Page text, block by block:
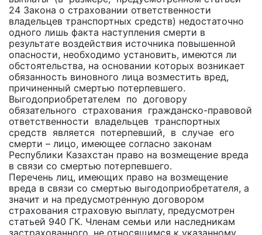
24 Закона о страховании ответственности
владельцев транспортных средств) недостаточно
одного лишь факта наступления смерти в
результате воздействия источника повышенной
опасности, необходимо установить, имеются ли
обстоятельства, на основании которых возникает
обязанность виновного лица возместить вред,
причиненный смертью потерпевшего.
Выгодоприобретателем по договору
обязательного страхования гражданско-правовой
ответственности владельцев транспортных
средств является потерпевший, в случае его
смерти – лицо, имеющее согласно законам
Республики Казахстан право на возмещение вреда
в связи со смертью потерпевшего.
Перечень лиц, имеющих право на возмещение
вреда в связи со смертью выгодоприобретателя, а
значит и на предусмотренную договором
страхования страховую выплату, предусмотрен
статьей 940 ГК. Членам семьи или наследникам
застрахованного, не относящимся к указанному